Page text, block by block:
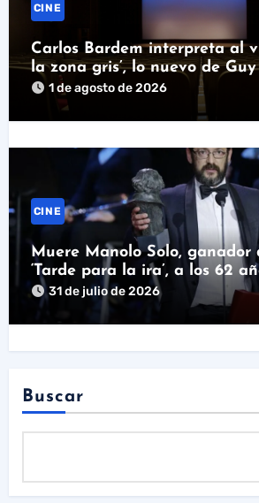
CINE
Carlos Bardem interpreta al
la zona gris’, lo nuevo de
1 de agosto de 2026
CINE
Muere Manolo Solo, ganador
‘Tarde para la ira’, a los 62
31 de julio de 2026
Buscar